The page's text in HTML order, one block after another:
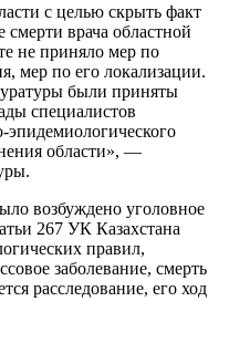
с целью скрыть факт
смерти врача областной
не приняло мер по
мер по его локализации.
были приняты
специалистов
эпидемиологического
области», —
возбуждено уголовное
267 УК Казахстана
правил,
заболевание, смерть
расследование, его ход